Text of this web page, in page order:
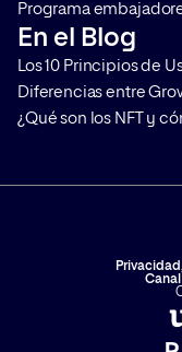
Programa
En el Blog
Los 10 Principios de
Diferencias entre
¿Qué son los NFT y